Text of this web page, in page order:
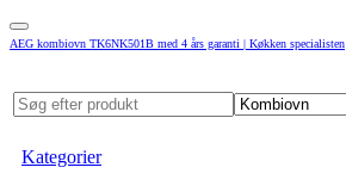
AEG kombiovn TK6NK501B med 4 års garanti | Køkken specialisten
Kategorier